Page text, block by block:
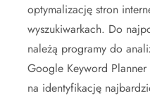
optymalizację stron
wyszukiwarkach. Do
należą programy do
Google Keyword
na identyfikację